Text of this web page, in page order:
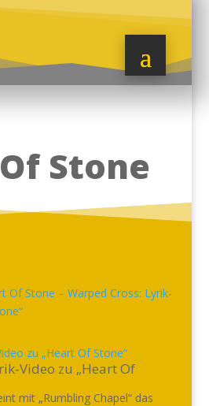
Stone
zu „Heart Of Stone“
Video zu „Heart Of
mit „Rumbling Chapel“ das